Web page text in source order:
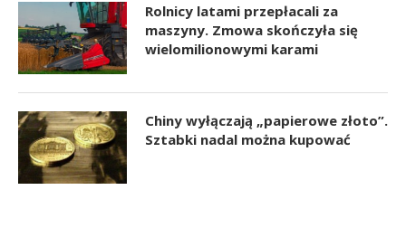
Rolnicy latami przepłacali za
maszyny. Zmowa skończyła się
wielomilionowymi karami
Chiny wyłączają „papierowe złoto”.
Sztabki nadal można kupować